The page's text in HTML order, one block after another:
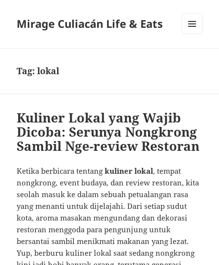
Mirage Culiacán Life & Eats
Tag:lokal
Kuliner Lokal yang Wajib
Dicoba: Serunya Nongkrong
Sambil Nge-review Restoran
Ketika berbicara tentangkuliner lokal, tempat
nongkrong, event budaya, dan review restoran, kita
seolah masuk ke dalam sebuah petualangan rasa
yang menanti untuk dijelajahi. Dari setiap sudut
kota, aroma masakan mengundang dan dekorasi
restoran menggoda para pengunjung untuk
bersantai sambil menikmati makanan yang lezat.
Yup, berburu kuliner lokal saat sedang nongkrong